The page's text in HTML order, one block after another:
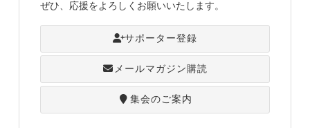
ぜひ、応援をよろしくお願いいたします。
サポーター登録
メールマガジン購読
集会のご案内